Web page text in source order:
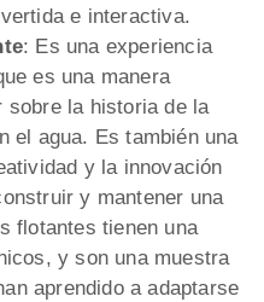
e interactiva.
: Es una experiencia
es una manera
sobre la historia de la
el agua. Es también una
y la innovación
y mantener una
flotantes tienen una
y son una muestra
aprendido a adaptarse